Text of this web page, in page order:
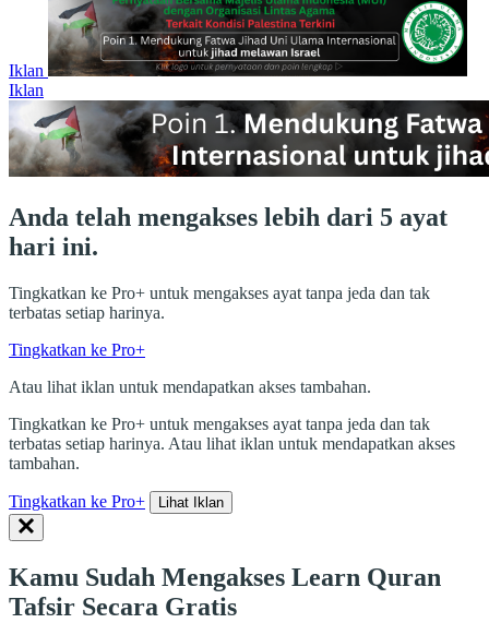
Iklan
Iklan
Anda telah mengakses lebih dari 5 ayat
hari ini.
Tingkatkan ke Pro+ untuk mengakses ayat tanpa jeda dan tak
terbatas setiap harinya.
Tingkatkan ke Pro+
Atau lihat iklan untuk mendapatkan akses tambahan.
Tingkatkan ke Pro+ untuk mengakses ayat tanpa jeda dan tak
terbatas setiap harinya. Atau lihat iklan untuk mendapatkan akses
tambahan.
Tingkatkan ke Pro+ Lihat Iklan
Kamu Sudah Mengakses Learn Quran
Tafsir Secara Gratis